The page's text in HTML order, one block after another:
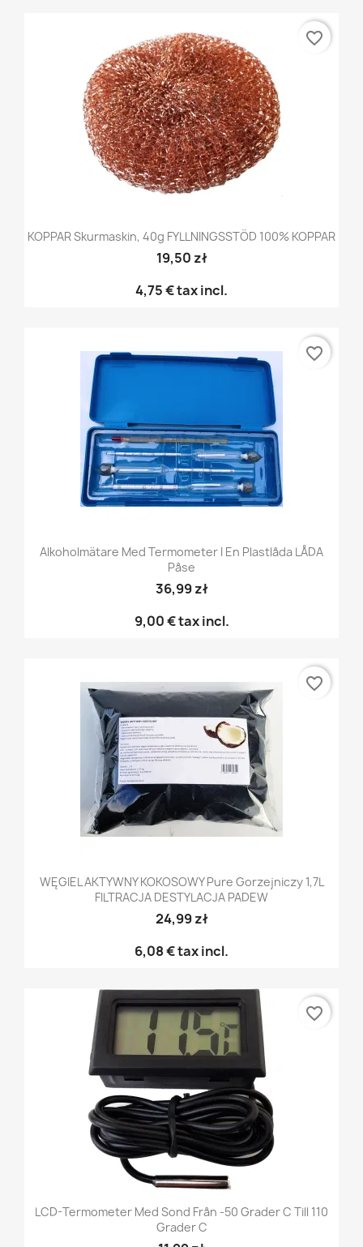
KOPPAR Skurmaskin, 40g FYLLNINGSSTÖD 100% KOPPAR
19,50 zł
4,75 €tax incl.
favorite_border
Alkoholmätare Med Termometer I En Plastlåda LÅDA
Påse
36,99 zł
9,00 €tax incl.
favorite_border
WĘGIEL AKTYWNY KOKOSOWY Pure Gorzejniczy 1,7L
FILTRACJA DESTYLACJA PADEW
24,99 zł
6,08 €tax incl.
favorite_border
LCD-Termometer Med Sond Från -50 Grader C Till 110
Grader C
favorite_border